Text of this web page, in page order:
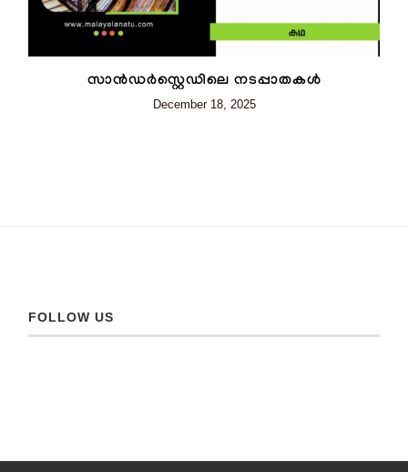
സാൻഡർസ്റ്റെഡിലെ നടപ്പാതകൾ
December 18, 2025
FOLLOW US